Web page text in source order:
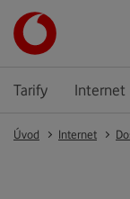
Tarify Internet
Úvod Internet